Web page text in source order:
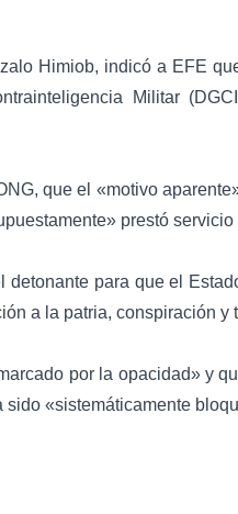
Himiob, indicó a EFE
Militar
que el «motivo
prestó servicio
para que el
a la patria, conspiración y
por la opacidad» y
«sistemáticamente